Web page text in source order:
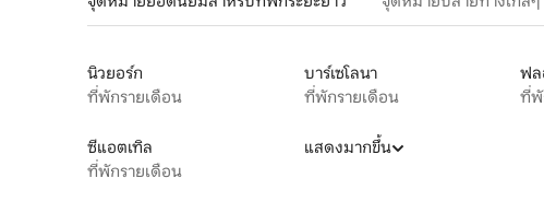
นิวยอร์ก
ที่พักรายเดือน
บาร์เซโลนา
ที่พักรายเดือน
ฟล
ที่พั
ซีแอตเทิล
ที่พักรายเดือน
แสดงมากขึ้น